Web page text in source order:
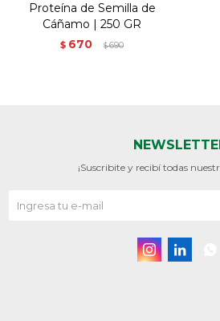
Proteína de Semilla de
Cáñamo | 250 GR
$ 670 $690
¡Suscribite y recibí todas
 